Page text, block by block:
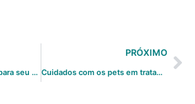
5 cuidados essenciais para seu cachorro idoso
PRÓXIMO
Cuidados com os pets em tratamento oncológico: saiba mais